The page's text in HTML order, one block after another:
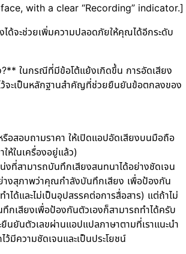
with a clear “Recording” indicator.]
ด้จะช่วยเพิ่มความปลอดภัยให้คุณได้อีกระดับ
ในกรณีที่มีข้อโต้แย้งเกิดขึ้น การอัดเสียง
ว้จะเป็นหลักฐานสำคัญที่ช่วยยืนยันข้อตกลงของ
อสอบถามราคา ให้เปิดแอปอัดเสียงบนมือถือ
ห้ในเครื่องอยู่แล้ว)
งที่สามารถบันทึกเสียงสนทนาได้อย่างชัดเจน
างสุภาพว่าคุณกำลังบันทึกเสียง เพื่อป้องกัน
ได้และไม่เป็นอุปสรรคต่อการสื่อสาร) แต่ถ้าไม่
กเสียงเพื่อป้องกันตัวเองก็สามารถทำได้ครับ
นยันตัวเลขผ่านแอปแปลภาษาตามที่เราแนะนำ
ว้มีความชัดเจนและเป็นประโยชน์